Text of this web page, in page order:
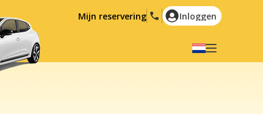
Mijn reservering Inloggen